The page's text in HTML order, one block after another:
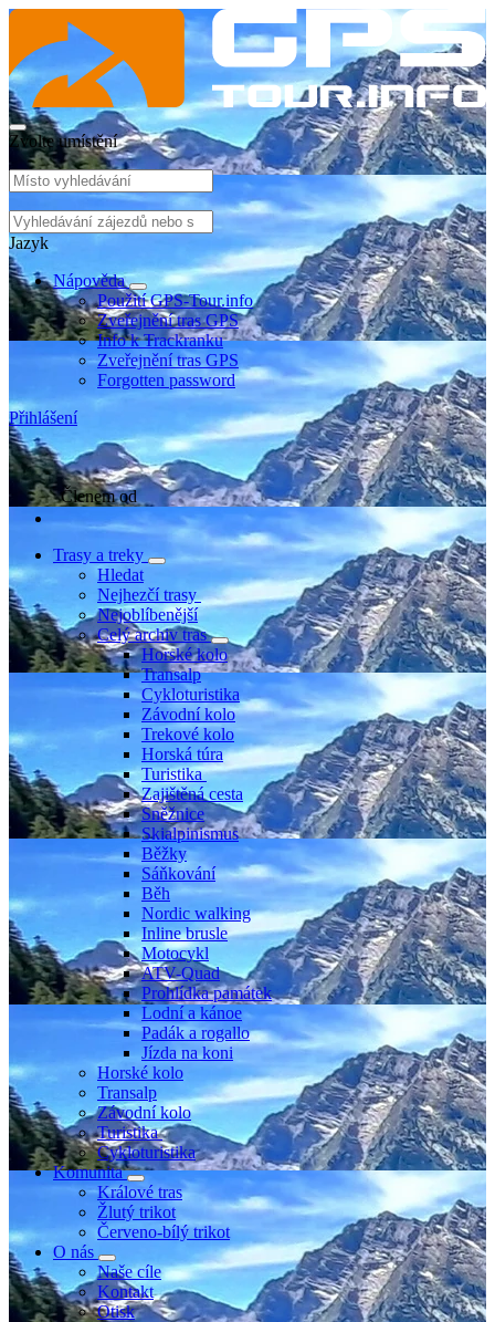
Zvolte umístění
Jazyk
Nápověda
Použití GPS-Tour.info
Zveřejnění tras GPS
Info k Trackranku
Zveřejnění tras GPS
Forgotten password
Přihlášení
Členem od
Trasy a treky
Hledat
Nejhezčí trasy
Nejoblíbenější
Celý archiv tras
Horské kolo
Transalp
Cykloturistika
Závodní kolo
Trekové kolo
Horská túra
Turistika
Zajištěná cesta
Sněžnice
Skialpinismus
Běžky
Sáňkování
Běh
Nordic walking
Inline brusle
Motocykl
ATV-Quad
Prohlídka památek
Lodní a kánoe
Padák a rogallo
Jízda na koni
Horské kolo
Transalp
Závodní kolo
Turistika
Cykloturistika
Komunita
Králové tras
Žlutý trikot
Červeno-bílý trikot
O nás
Naše cíle
Kontakt
Otisk